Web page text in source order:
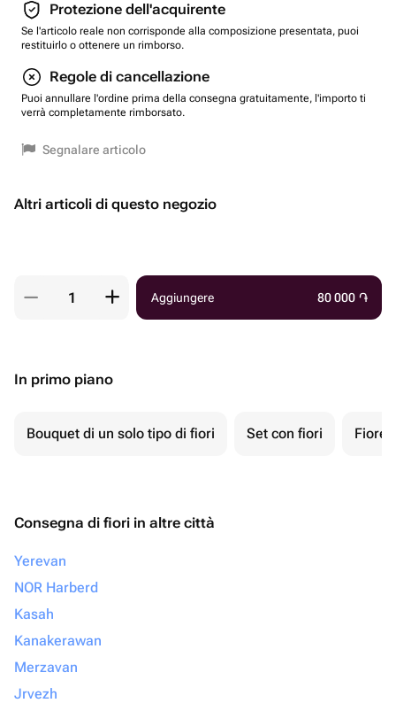
Protezione dell'acquirente
Se l'articolo reale non corrisponde alla composizione presentata, puoi
restituirlo o ottenere un rimborso.
Regole di cancellazione
Puoi annullare l'ordine prima della consegna gratuitamente, l'importo ti
verrà completamente rimborsato.
Segnalare articolo
Altri articoli di questo negozio
Aggiungere 80 000 ֏
In primo piano
Bouquet di un solo tipo di fiori Set con fiori Fiore
Consegna di fiori in altre città
Yerevan
NOR Harberd
Kasah
Kanakerawan
Merzavan
Jrvezh